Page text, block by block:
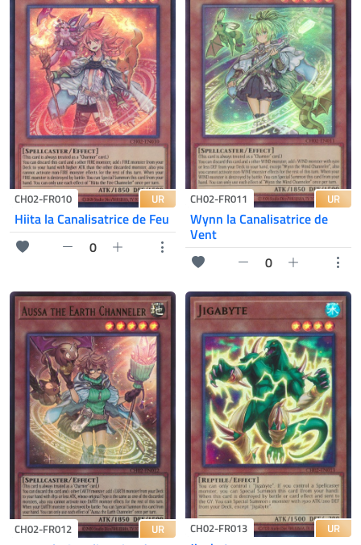
CH02-FR010 UR
Hiita la Canalisatrice de Feu
0
CH02-FR011 UR
Wynn la Canalisatrice de
Vent
0
CH02-FR012 UR CH02-FR013 UR